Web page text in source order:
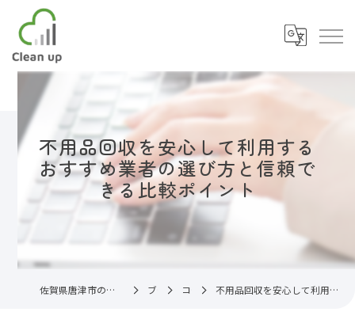
不用品回収を安心して利用する
おすすめ業者の選び方と信頼で
きる比較ポイント
佐賀県唐津市の不用品回収なら片付け代行サービスC.U ブログ コラム 不用品回収を安心して利用するおすすめ業者の選び方と信頼できる比較ポイント